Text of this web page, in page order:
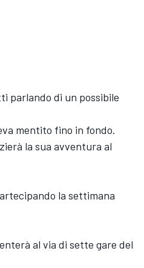
parlando di un possibile
mentito fino in fondo.
la sua avventura al
la settimana
al via di sette gare del